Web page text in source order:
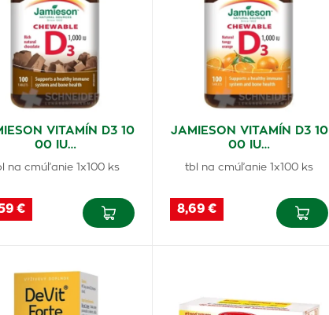
VITAMÍN D3 10
00 IU…
na cmúľanie 1x100 ks
€
JAMIESON VITAMÍN D3 10
00 IU…
tbl na cmúľanie 1x100 ks
8,69 €